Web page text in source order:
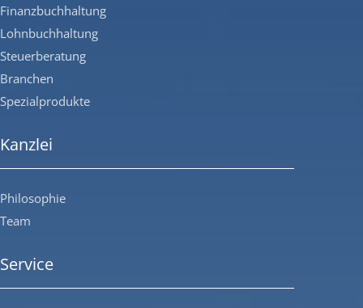
Finanzbuchhaltung
Lohnbuchhaltung
Steuerberatung
Branchen
Spezialprodukte
Kanzlei
Philosophie
Team
Service